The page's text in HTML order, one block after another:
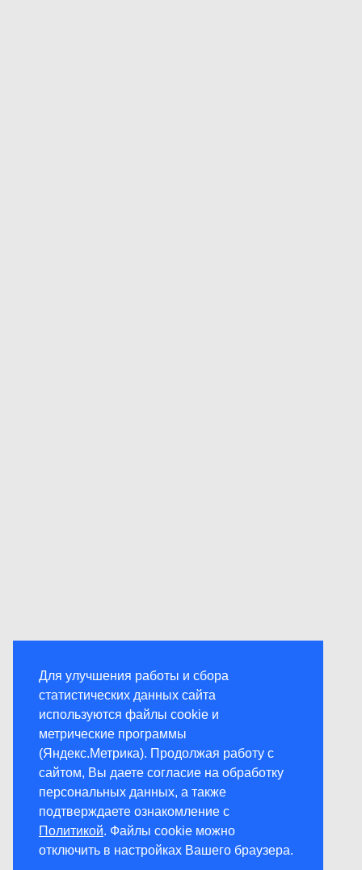
Для улучшения работы и сбора
статистических данных сайта
используются файлы cookie и
метрические программы
(Яндекс.Метрика). Продолжая работу с
сайтом, Вы даете согласие на обработку
персональных данных, а также
подтверждаете ознакомление с
Политикой. Файлы cookie можно
отключить в настройках Вашего браузера.